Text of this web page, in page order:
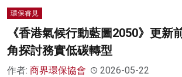
環保睿見
《香港氣候行動藍圖2050》更新
角探討務實低碳轉型
作者: 商界環保協會 2026-05-22